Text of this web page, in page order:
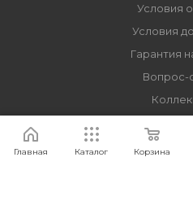
Условия
Условия
Гарантия
Вопрос-
Главная Каталог Корзина